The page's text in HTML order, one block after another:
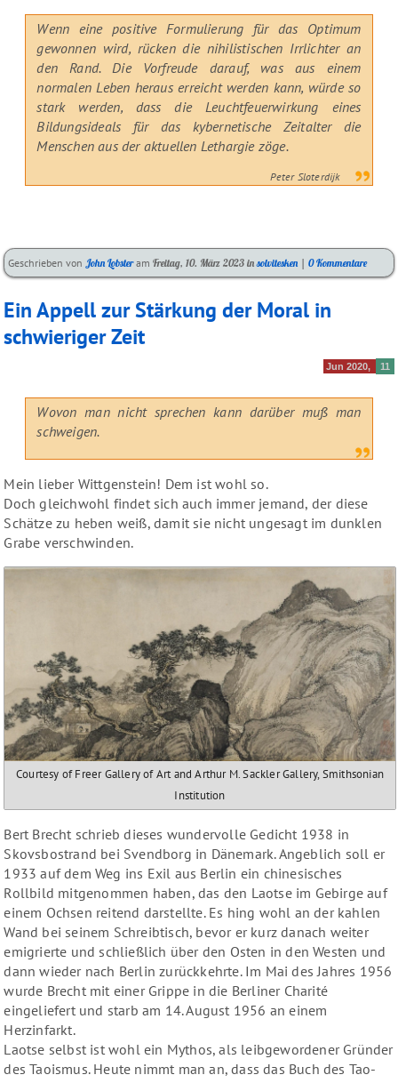
Wenn eine positive Formulierung für das Optimum
gewonnen wird, rücken die nihilistischen Irrlichter an
den Rand. Die Vorfreude darauf, was aus einem
normalen Leben heraus erreicht werden kann, würde so
stark werden, dass die Leuchtfeuerwirkung eines
Bildungsideals für das kybernetische Zeitalter die
Menschen aus der aktuellen Lethargie zöge.
Peter Sloterdijk
Geschrieben vonJohn LobsteramFreitag, 10. März 2023 inKategorien:
solvitesken |0 Kommentare
Ein Appell zur Stärkung der Moral in
schwieriger Zeit
Jun 2020 11
Wovon man nicht sprechen kann darüber muß man
schweigen.
Mein lieber Wittgenstein! Dem ist wohl so.
Doch gleichwohl findet sich auch immer jemand, der diese
Schätze zu heben weiß, damit sie nicht ungesagt im dunklen
Grabe verschwinden.
Courtesy of Freer Gallery of Art and Arthur M. Sackler Gallery, Smithsonian
Institution
Bert Brecht schrieb dieses wundervolle Gedicht 1938 in
Skovsbostrand bei Svendborg in Dänemark. Angeblich soll er
1933 auf dem Weg ins Exil aus Berlin ein chinesisches
Rollbild mitgenommen haben, das den Laotse im Gebirge auf
einem Ochsen reitend darstellte. Es hing wohl an der kahlen
Wand bei seinem Schreibtisch, bevor er kurz danach weiter
emigrierte und schließlich über den Osten in den Westen und
dann wieder nach Berlin zurückkehrte. Im Mai des Jahres 1956
wurde Brecht mit einer Grippe in die Berliner Charité
eingeliefert und starb am 14. August 1956 an einem
Herzinfarkt.
Laotse selbst ist wohl ein Mythos, als leibgewordener Gründer
des Taoismus. Heute nimmt man an, dass das Buch des Tao-